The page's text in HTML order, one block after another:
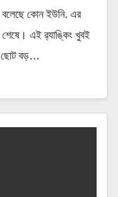
কোন ইউনি. এর
শেষে। এই র‍্যাঙ্কিং খুবই
ছোট বড়…